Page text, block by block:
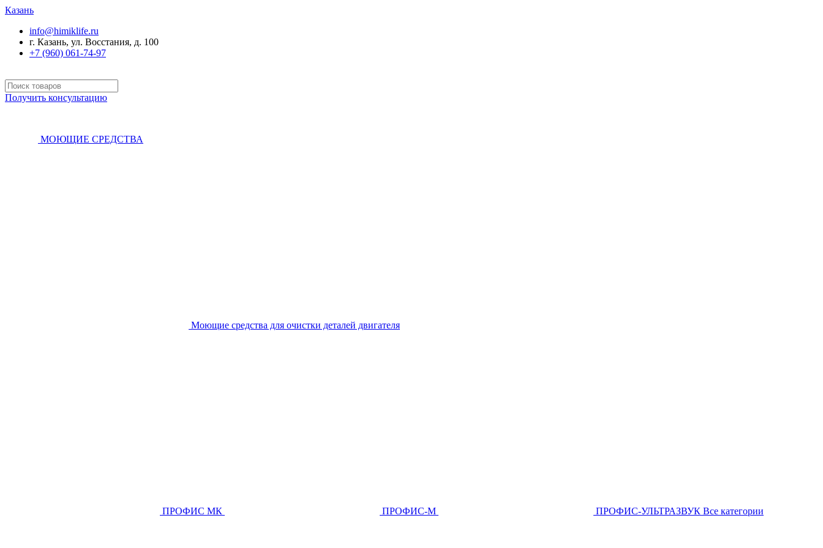
Казань
info@himiklife.ru
г. Казань, ул. Восстания, д. 100
+7 (960) 061-74-97
Получить консультацию
МОЮЩИЕ СРЕДСТВА
Моющие средства для очистки деталей двигателя
ПРОФИС МК ПРОФИС-М ПРОФИС-УЛЬТРАЗВУК Все категории